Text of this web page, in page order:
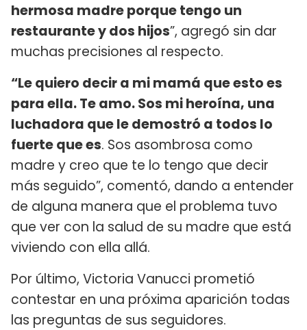
hermosa madre porque tengo un
restaurante y dos hijos”, agregó sin dar
muchas precisiones al respecto.
“Le quiero decir a mi mamá que esto es
para ella. Te amo. Sos mi heroína, una
luchadora que le demostró a todos lo
fuerte que es. Sos asombrosa como
madre y creo que te lo tengo que decir
más seguido”, comentó, dando a entender
de alguna manera que el problema tuvo
que ver con la salud de su madre que está
viviendo con ella allá.
Por último, Victoria Vanucci prometió
contestar en una próxima aparición todas
las preguntas de sus seguidores.